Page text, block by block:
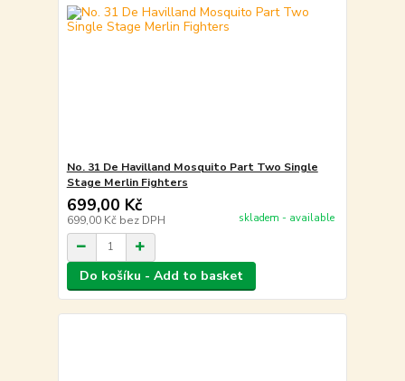
No. 31 De Havilland Mosquito Part Two Single
Stage Merlin Fighters
699,00 Kč
699,00 Kč bez DPH skladem - available
Do košíku - Add to basket